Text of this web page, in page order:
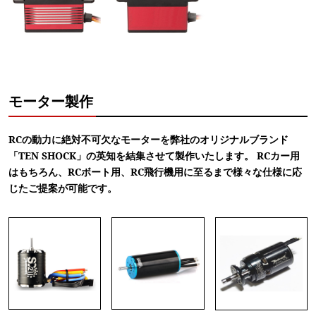
モーター製作
RCの動力に絶対不可欠なモーターを弊社のオリジナルブランド
「TEN SHOCK」の英知を結集させて製作いたします。 RCカー用
はもちろん、RCボート用、RC飛行機用に至るまで様々な仕様に応
じたご提案が可能です。